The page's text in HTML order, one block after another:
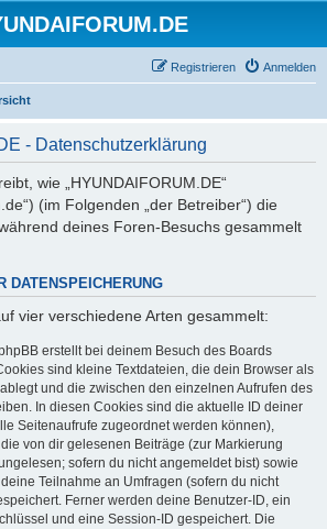
Anmelden
Registrieren
- Datenschutzerklärung
wie „HYUNDAIFORUM.DE“
(im Folgenden „der Betreiber“) die
deines Foren-Besuchs gesammelt
DATENSPEICHERUNG
vier verschiedene Arten gesammelt:
erstellt bei deinem Besuch des Boards
sind kleine Textdateien, die dein Browser als
und die zwischen den einzelnen Aufrufen des
In diesen Cookies sind die aktuelle ID deiner
Seitenaufrufe zugeordnet werden können),
von dir gelesenen Beiträge (zur Markierung
sofern du nicht angemeldet bist) sowie
Teilnahme an Umfragen (sofern du nicht
Ferner werden deine Benutzer-ID, ein
und eine Session-ID gespeichert. Die